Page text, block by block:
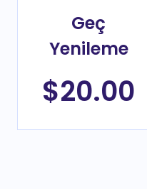
Geç
Yenileme
$20.00